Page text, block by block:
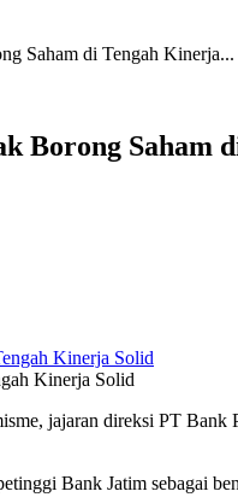
Saham di Tengah Kinerja...
Borong Saham
Kinerja Solid
jajaran direksi PT
Bank Jatim sebagai